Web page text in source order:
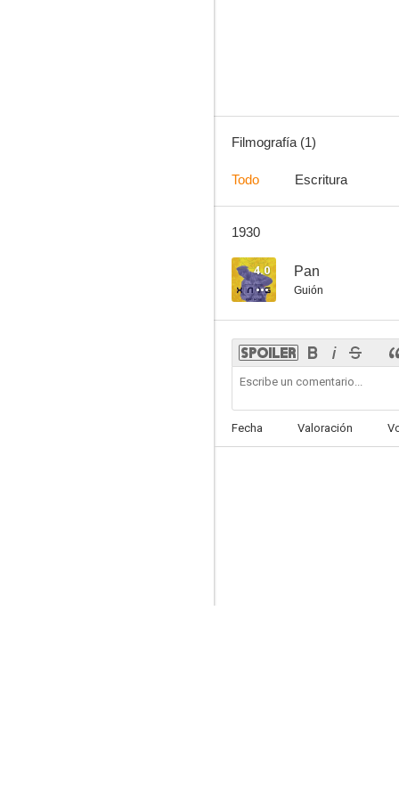
Filmografía (1)
Todo Escritura
1930
4.0 Pan
Guión
Fecha Valoración